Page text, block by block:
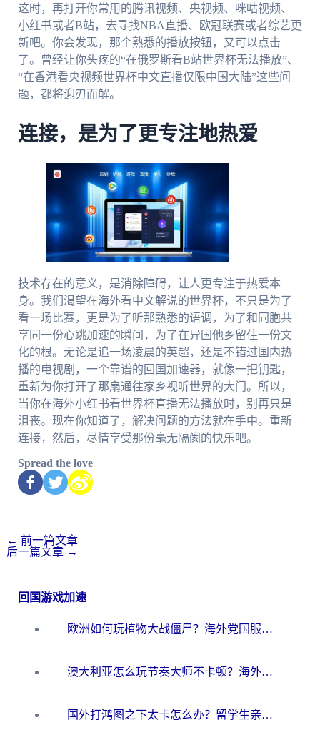
这时，再打开你常用的腾讯视频、央视频、咪咕视频、
小红书或者B站，去寻找NBA直播、欧冠联赛或者综艺更
新吧。你会发现，那个熟悉的播放按钮，又可以点击
了。曾经让你头疼的“在俄罗斯看B站世界杯无法播放”、
“在香港看央视频世界杯中文直播仅限中国大陆”这些问
题，都将迎刃而解。
连接，是为了更专注地热爱
技术存在的意义，是消除障碍，让人更专注于热爱本
身。我们渴望在海外看中文解说的世界杯，不只是为了
看一场比赛，更是为了听那熟悉的语调，为了和同胞共
享同一份心跳加速的瞬间，为了在异国他乡留住一份文
化的根。无论是追一场凌晨的英超，还是不错过国内热
播的电视剧，一个靠谱的回国加速器，就像一把钥匙，
重新为你打开了那扇通往家乡视听世界的大门。所以，
当你在海外小红书看世界杯直播无法播放时，别再只是
沮丧。现在你知道了，解决问题的方法就在手中。重新
连接，然后，尽情享受那份毫无隔阂的快乐吧。
Spread the love
← 前一篇文章
后一篇文章 →
回国游戏加速
欧洲如何玩植物大战僵尸？海外党国服游戏加速避坑指南（附实测对比）
澳大利亚怎么玩节奏大师不卡顿？海外党国服游戏加速终极指南
国外打鸿图之下太卡怎么办？留学生亲测有效的国服游戏加速方案